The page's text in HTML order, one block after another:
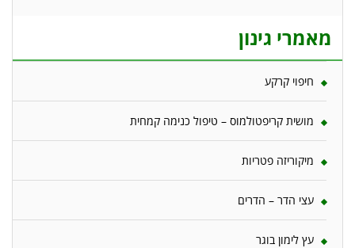
מאמרי גינון
חיפוי קרקע
מושית קריפטולמוס – טיפול כנימה קמחית
מיקוריזה פטריות
עצי הדר – הדרים
עץ לימון בוגר